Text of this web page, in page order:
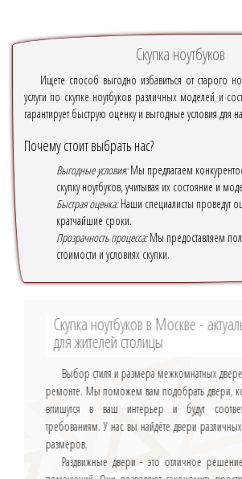
Скупка ноутбуков
Ищете способ выгодно избавиться от старого
услуги по скупке ноутбуков различных моделей и
гарантирует быструю оценку и выгодные условия для
Почему стоит выбрать нас?
Выгодные условия:Мы предлагаем
скупку ноутбуков, учитывая их состояние и
Быстрая оценка:Наши специалисты проведут
кратчайшие сроки.
Прозрачность процесса:Мы предоставляем
стоимости и условиях скупки.
Скупка ноутбуков в Москве -
для жителей столицы
Выбор стиля и размера межкомнатных
ремонте. Мы поможем вам подобрать двери,
впишутся в ваш интерьер и будут
требованиям. У нас вы найдёте двери
размеров.
Раздвижные двери - это отличное